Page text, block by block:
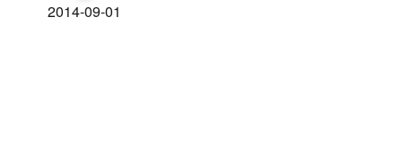
2014-09-01